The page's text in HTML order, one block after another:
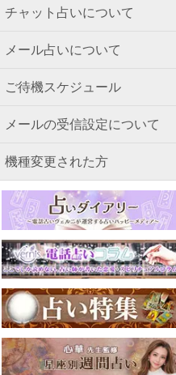
チャット占いについて
メール占いについて
ご待機スケジュール
メールの受信設定について
機種変更された方